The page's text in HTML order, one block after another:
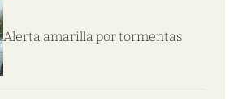
Alerta amarilla por tormentas